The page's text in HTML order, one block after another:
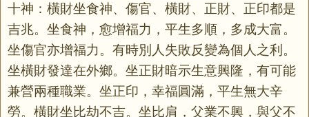
十神：橫財坐食神、傷官、橫財、正財、正印都是
吉兆。坐食神，愈增福力，平生多順，多成大富。
坐傷官亦增福力。有時別人失敗反變為個人之利。
坐橫財發達在外鄉。坐正財暗示生意興隆，有可能
兼營兩種職業。坐正印，幸福圓滿，平生無大辛
勞。橫財坐比劫不吉。坐比肩，父業不興，與父不